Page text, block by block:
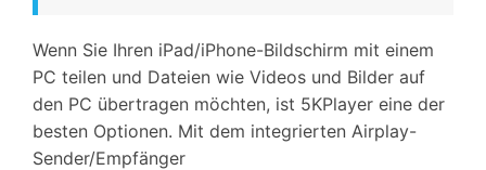
Wenn Sie Ihren iPad/iPhone-Bildschirm mit einem
PC teilen und Dateien wie Videos und Bilder auf
den PC übertragen möchten, ist 5KPlayer eine der
besten Optionen. Mit dem integrierten Airplay-
Sender/Empfänger